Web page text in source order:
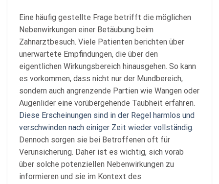
Eine häufig gestellte Frage betrifft die möglichen
Nebenwirkungen einer Betäubung beim
Zahnarztbesuch. Viele Patienten berichten über
unerwartete Empfindungen, die über den
eigentlichen Wirkungsbereich hinausgehen. So kann
es vorkommen, dass nicht nur der Mundbereich,
sondern auch angrenzende Partien wie Wangen oder
Augenlider eine vorübergehende Taubheit erfahren.
Diese Erscheinungen sind in der Regel harmlos und
verschwinden nach einiger Zeit wieder vollständig.
Dennoch sorgen sie bei Betroffenen oft für
Verunsicherung. Daher ist es wichtig, sich vorab
über solche potenziellen Nebenwirkungen zu
informieren und sie im Kontext des